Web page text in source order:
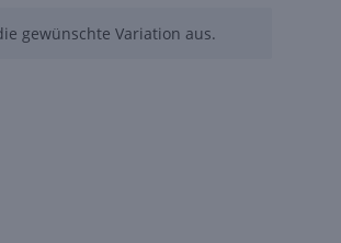
gewünschte Variation aus.